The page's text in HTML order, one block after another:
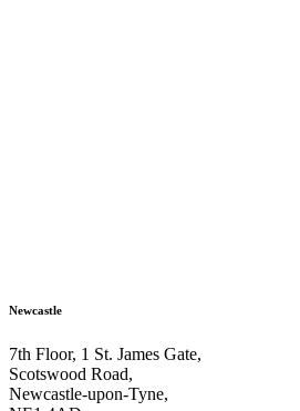
Newcastle
7th Floor, 1 St. James Gate,
Scotswood Road,
Newcastle-upon-Tyne,